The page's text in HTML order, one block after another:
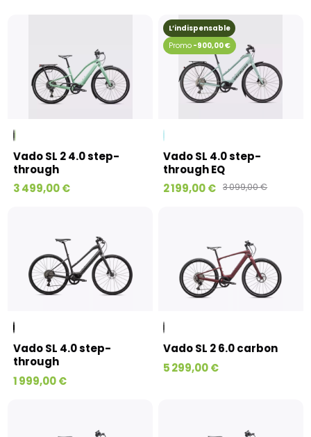
Vado SL 2 4.0 step-
through
3 499,00 €
L’indispensable
-900,00 €
Vado SL 4.0 step-
through EQ
2 199,00 €
3 099,00 €
Vado SL 4.0 step-
through
1 999,00 €
Vado SL 2 6.0 carbon
5 299,00 €